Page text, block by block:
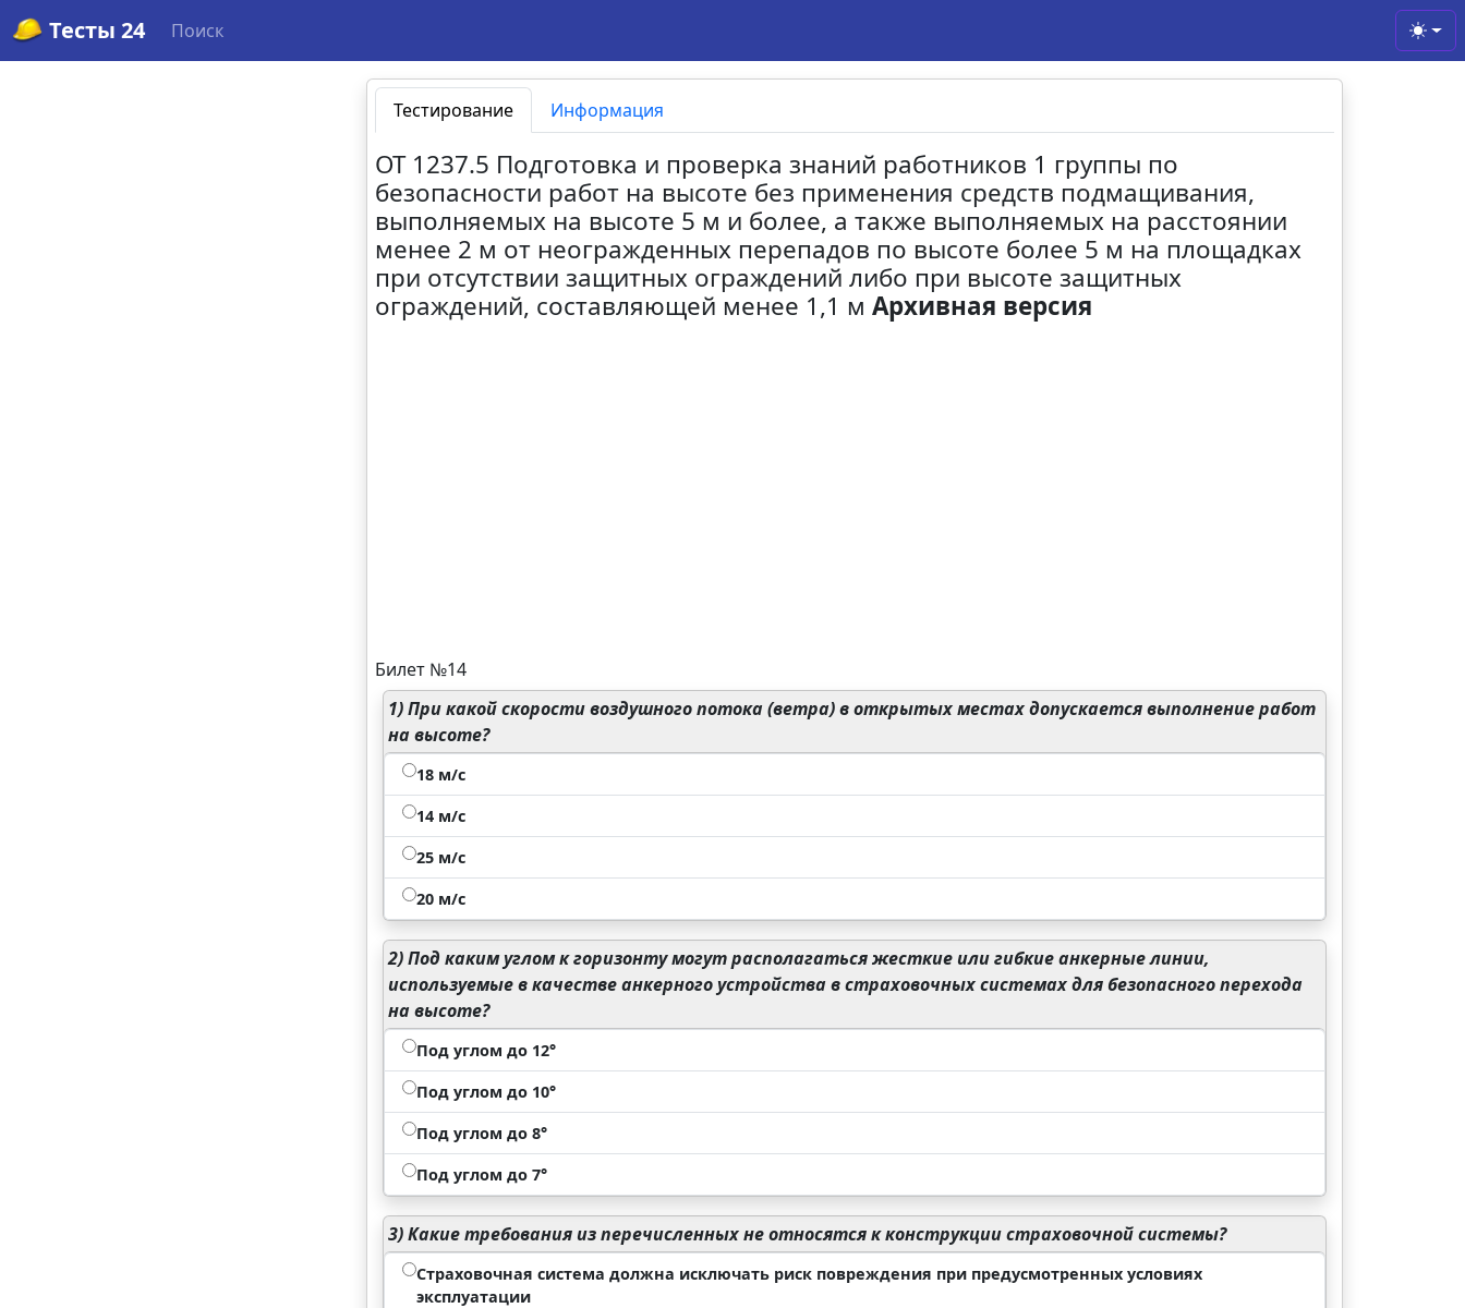
Тесты 24 Поиск
Тестирование Информация
ОТ 1237.5 Подготовка и проверка знаний работников 1 группы по
безопасности работ на высоте без применения средств подмащивания,
выполняемых на высоте 5 м и более, а также выполняемых на расстоянии
менее 2 м от неогражденных перепадов по высоте более 5 м на площадках
при отсутствии защитных ограждений либо при высоте защитных
ограждений, составляющей менее 1,1 м Архивная версия
Билет №14
1)При какой скорости воздушного потока (ветра) в открытых местах допускается выполнение работ
на высоте?
18 м/с
14 м/с
25 м/с
20 м/с
2)Под каким углом к горизонту могут располагаться жесткие или гибкие анкерные линии,
используемые в качестве анкерного устройства в страховочных системах для безопасного перехода
на высоте?
Под углом до 12°
Под углом до 10°
Под углом до 8°
Под углом до 7°
3)Какие требования из перечисленных не относятся к конструкции страховочной системы?
Страховочная система должна исключать риск повреждения при предусмотренных условиях
эксплуатации